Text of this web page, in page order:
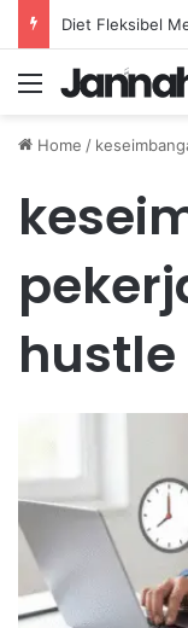
Menu
Home /
hustle